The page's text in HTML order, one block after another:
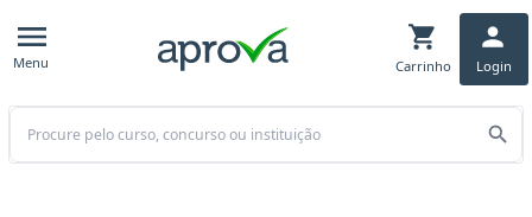
Menu Carrinho Login
Buscar